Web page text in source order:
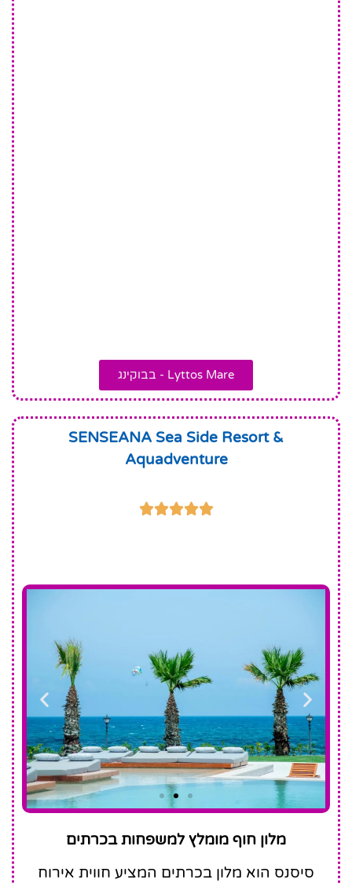
Lyttos Mare - בבוקינג
SENSEANA Sea Side Resort &
Aquadventure





SENSEANA Sea Side
Resort & Aquadventure
מלון חוף מומלץ למשפחות בכרתים
סיסנס הוא מלון בכרתים המציע חווית אירוח